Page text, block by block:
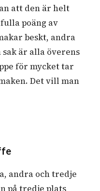
att den är helt
poäng av
beskt, andra
är alla överens
för mycket tar
Det vill man
andra och tredje
på tredje plats